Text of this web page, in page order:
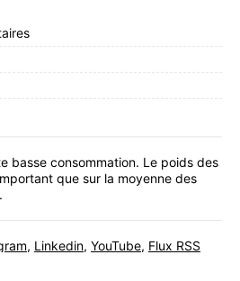
basse consommation. Le poids des
que sur la moyenne des
.
, Linkedin, YouTube, Flux RSS